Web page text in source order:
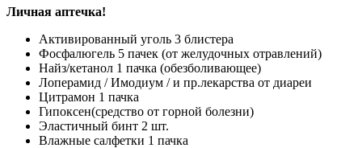
Личная аптечка!
Активированный уголь 3 блистера
Фосфалюгель 5 пачек (от желудочных отравлений)
Найз/кетанол 1 пачка (обезболивающее)
Лоперамид / Имодиум / и пр.лекарства от диареи
Цитрамон 1 пачка
Гипоксен(средство от горной болезни)
Эластичный бинт 2 шт.
Влажные салфетки 1 пачка